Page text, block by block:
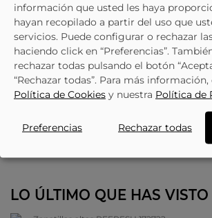
LO ÚLTIMO QUE HAS VISTO
información que usted les haya
hayan recopilado a partir del uso que
servicios. Puede configurar o rechazar
haciendo click en “Preferencias”.
rechazar todas pulsando el botón
“Rechazar todas”. Para más
Política de Cookies y nuestra Política de
Preferencias Rechazar todas